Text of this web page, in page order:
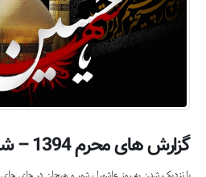
گزارش های محرم 1394 – شب ششم + تصاویر